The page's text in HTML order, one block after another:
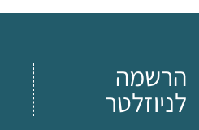
הרשמה
לניוזלטר